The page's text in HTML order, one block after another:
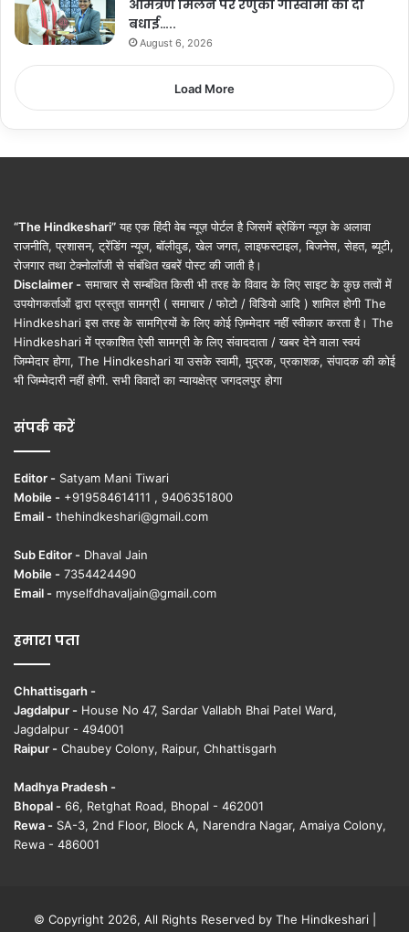
आमंत्रण मिलने पर रेणुका गोस्वामी को दी
बधाई…..
August 6, 2026
Load More
“The Hindkeshari”यह एक हिंदी वेब न्यूज़ पोर्टल है जिसमें ब्रेकिंग न्यूज़ के अलावा
राजनीति, प्रशासन, ट्रेंडिंग न्यूज, बॉलीवुड, खेल जगत, लाइफस्टाइल, बिजनेस, सेहत, ब्यूटी,
रोजगार तथा टेक्नोलॉजी से संबंधित खबरें पोस्ट की जाती है।
Disclaimer - समाचार से सम्बंधित किसी भी तरह के विवाद के लिए साइट के कुछ तत्वों में
उपयोगकर्ताओं द्वारा प्रस्तुत सामग्री ( समाचार / फोटो / विडियो आदि ) शामिल होगी The
Hindkeshari इस तरह के सामग्रियों के लिए कोई ज़िम्मेदार नहीं स्वीकार करता है। The
Hindkeshari में प्रकाशित ऐसी सामग्री के लिए संवाददाता / खबर देने वाला स्वयं
जिम्मेदार होगा, The Hindkeshari या उसके स्वामी, मुद्रक, प्रकाशक, संपादक की कोई
भी जिम्मेदारी नहीं होगी. सभी विवादों का न्यायक्षेत्र जगदलपुर होगा
संपर्क करें
Editor - Satyam Mani Tiwari
Mobile - +919584614111 , 9406351800
Email - thehindkeshari@gmail.com
Sub Editor - Dhaval Jain
Mobile - 7354424490
Email - myselfdhavaljain@gmail.com
हमारा पता
Chhattisgarh -
Jagdalpur - House No 47, Sardar Vallabh Bhai Patel Ward,
Jagdalpur - 494001
Raipur - Chaubey Colony, Raipur, Chhattisgarh
Madhya Pradesh -
Bhopal - 66, Retghat Road, Bhopal - 462001
Rewa - SA-3, 2nd Floor, Block A, Narendra Nagar, Amaiya Colony,
Rewa - 486001
© Copyright 2026, All Rights Reserved by The Hindkeshari |